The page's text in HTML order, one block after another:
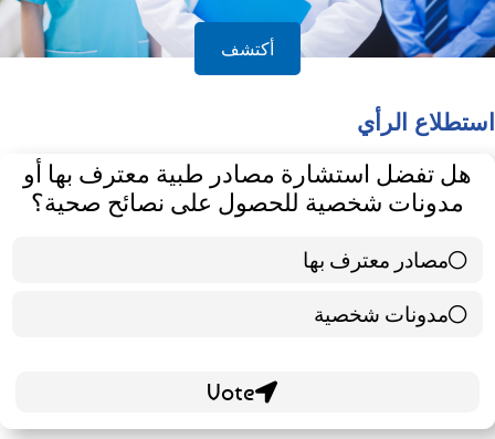
أكتشف
استطلاع الرأي
هل تفضل استشارة مصادر طبية معترف بها أو
مدونات شخصية للحصول على نصائح صحية؟
مصادر معترف بها
39 ( 65 % )
مدونات شخصية
21 ( 35 % )